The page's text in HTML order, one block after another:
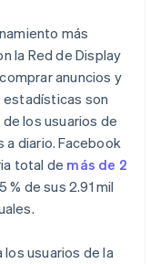
más
la Red de Display
anuncios y
son
de los usuarios de
a diario. Facebook
total de más de 2
% de sus 2.91 mil
usuarios de la